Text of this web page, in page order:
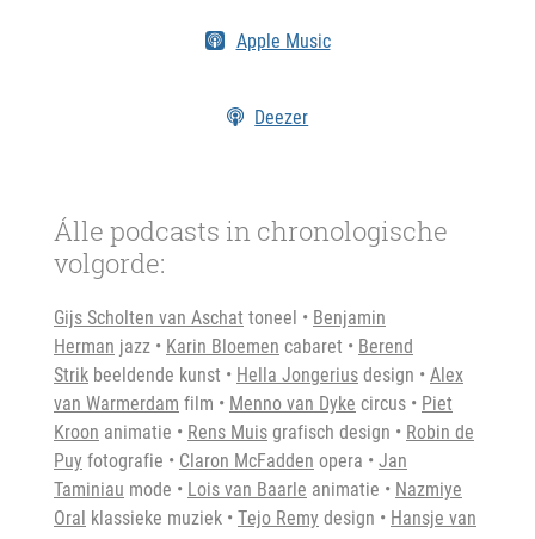
Apple Music
Deezer
Álle podcasts in chronologische
volgorde:
Gijs Scholten van Aschat toneel • Benjamin
Herman jazz • Karin Bloemen cabaret • Berend
Strik beeldende kunst • Hella Jongeriusdesign •Alex
van Warmerdam film • Menno van Dyke circus • Piet
Kroon animatie • Rens Muisgrafisch design • Robin de
Puyfotografie • Claron McFadden opera •Jan
Taminiau mode • Lois van Baarle animatie • Nazmiye
Oral klassieke muziek •Tejo Remydesign • Hansje van